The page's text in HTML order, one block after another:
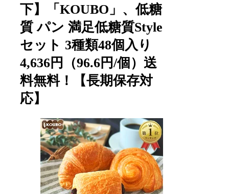
下】「KOUBO」、低糖
質 パン 満足低糖質Style
セット 3種類48個入り
4,636円（96.6円/個）送
料無料！【長期保存対
応】